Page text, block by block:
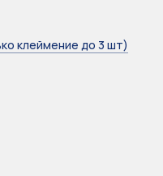
клеймение до 3 шт)